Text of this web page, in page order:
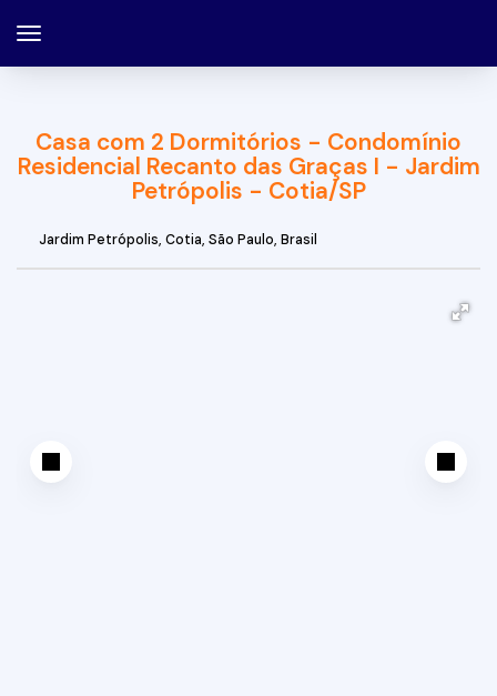
Casa com 2 Dormitórios - Condomínio
Residencial Recanto das Graças I - Jardim
Petrópolis - Cotia/SP
Jardim Petrópolis, Cotia, São Paulo, Brasil